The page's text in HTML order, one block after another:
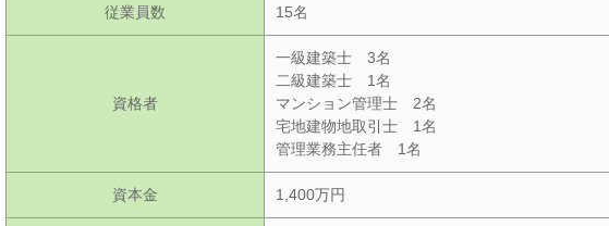
従業員数 15名
資格者
一級建築士 3名
二級建築士 1名
マンション管理士 2名
宅地建物地取引士 1名
管理業務主任者 1名
資本金 1,400万円